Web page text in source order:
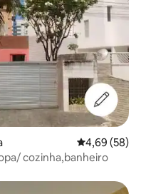
4,69 de uma
4,69 (58)
cozinha,banheiro